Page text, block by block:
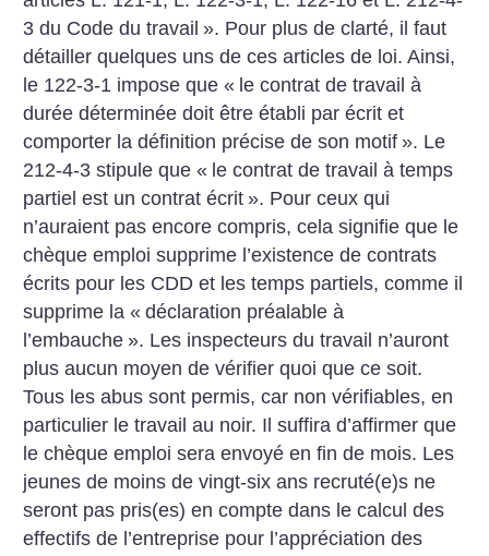
3 du Code du travail ». Pour plus de clarté, il faut
détailler quelques uns de ces articles de loi. Ainsi,
le 122-3-1 impose que « le contrat de travail à
durée déterminée doit être établi par écrit et
comporter la définition précise de son motif ». Le
212-4-3 stipule que « le contrat de travail à temps
partiel est un contrat écrit ». Pour ceux qui
n’auraient pas encore compris, cela signifie que le
chèque emploi supprime l’existence de contrats
écrits pour les CDD et les temps partiels, comme il
supprime la « déclaration préalable à
l’embauche ». Les inspecteurs du travail n’auront
plus aucun moyen de vérifier quoi que ce soit.
Tous les abus sont permis, car non vérifiables, en
particulier le travail au noir. Il suffira d’affirmer que
le chèque emploi sera envoyé en fin de mois. Les
jeunes de moins de vingt-six ans recruté(e)s ne
seront pas pris(es) en compte dans le calcul des
effectifs de l’entreprise pour l’appréciation des